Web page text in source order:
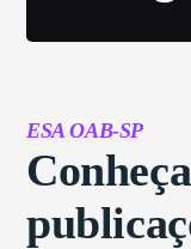
ESA OAB-SP